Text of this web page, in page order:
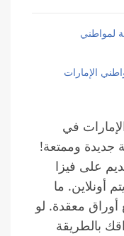
لمواطني
الإمارات
في
جديدة وممتعة!
على فيزا
أونلاين. ما
أوراق معقدة. لو
بالطريقة